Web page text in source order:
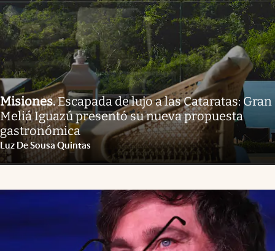
Misiones.Escapada de lujo a las Cataratas: Gran
Meliá Iguazú presentó su nueva propuesta
gastronómica
Luz De Sousa Quintas